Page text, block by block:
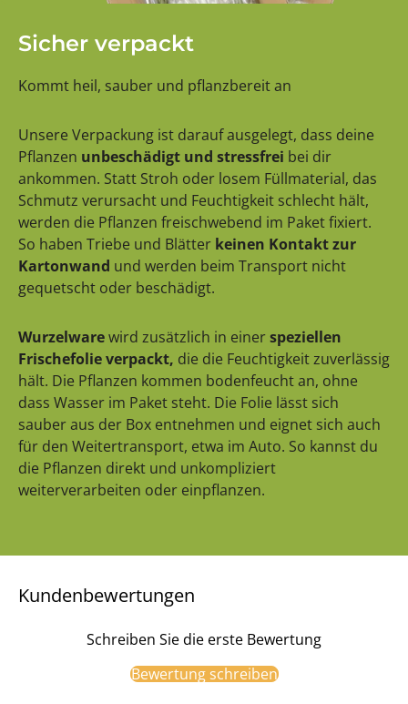
Sicher verpackt
Kommt heil, sauber und pflanzbereit an
Unsere Verpackung ist darauf ausgelegt, dass deine
Pflanzen unbeschädigt und stressfrei bei dir
ankommen. Statt Stroh oder losem Füllmaterial, das
Schmutz verursacht und Feuchtigkeit schlecht hält,
werden die Pflanzen freischwebend im Paket fixiert.
So haben Triebe und Blätter keinen Kontakt zur
Kartonwand und werden beim Transport nicht
gequetscht oder beschädigt.
Wurzelwarewird zusätzlich in einerspeziellen
Frischefolie verpackt, die die Feuchtigkeit zuverlässig
hält. Die Pflanzen kommen bodenfeucht an, ohne
dass Wasser im Paket steht. Die Folie lässt sich
sauber aus der Box entnehmen und eignet sich auch
für den Weitertransport, etwa im Auto. So kannst du
die Pflanzen direkt und unkompliziert
weiterverarbeiten oder einpflanzen.
Kundenbewertungen
Schreiben Sie die erste Bewertung
Bewertung schreiben